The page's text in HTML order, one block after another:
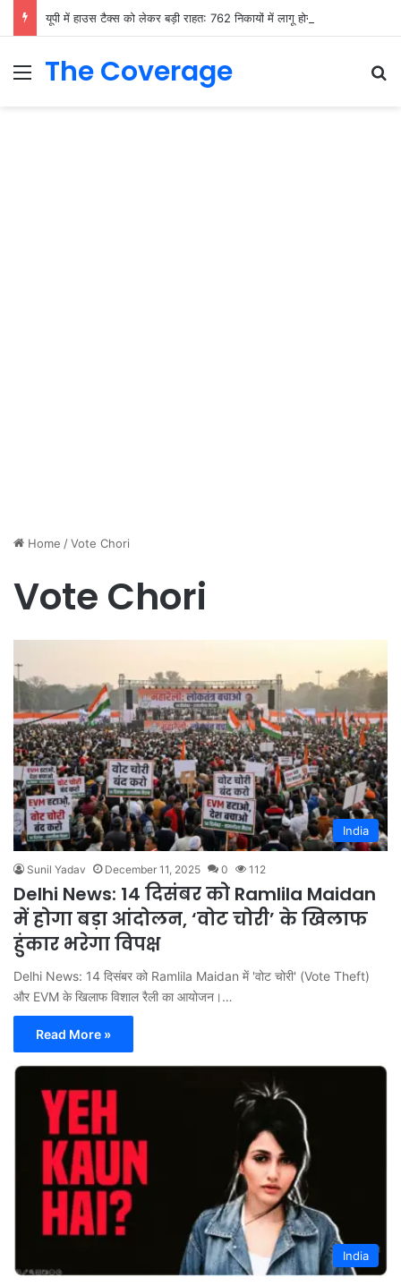
Menu
The Coverage
Home /Vote Chori
Vote Chori
India
Sunil Yadav December 11, 2025 0 112
Delhi News: 14 दिसंबर को Ramlila Maidan
में होगा बड़ा आंदोलन, ‘वोट चोरी’ के खिलाफ
हुंकार भरेगा विपक्ष
Delhi News: 14 दिसंबर को Ramlila Maidan में 'वोट चोरी' (Vote Theft)
और EVM के खिलाफ विशाल रैली का आयोजन।…
Read More »
India